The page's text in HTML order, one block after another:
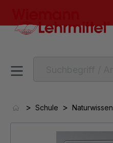
> Schule >